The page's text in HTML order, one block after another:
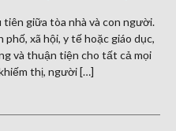
giữa tòa nhà và con người.
xã hội, y tế hoặc giáo dục,
và thuận tiện cho tất cả mọi
thị, người […]